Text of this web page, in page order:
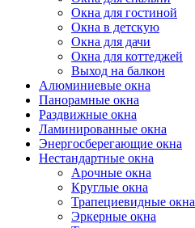
Окна для гостиной
Окна в детскую
Окна для дачи
Окна для коттеджей
Выход на балкон
Алюминиевые окна
Панорамные окна
Раздвижные окна
Ламинированные окна
Энергосберегающие окна
Нестандартные окна
Арочные окна
Круглые окна
Трапециевидные окна
Эркерные окна